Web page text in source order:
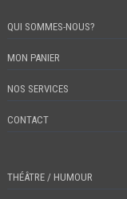
QUI SOMMES-NOUS?
MON PANIER
NOS SERVICES
CONTACT
THÉÂTRE / HUMOUR